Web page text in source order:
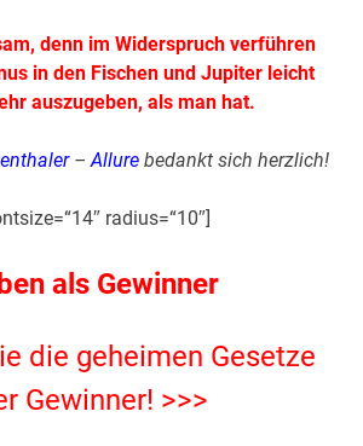
denn im Widerspruch verführen
in den Fischen und Jupiter leicht
auszugeben, als man hat.
–Allure bedankt sich herzlich!
radius=“10″]
als Gewinner
die geheimen Gesetze
Gewinner! >>>